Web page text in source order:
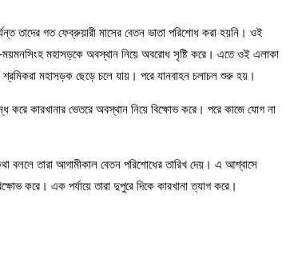
তাদের গত ফেব্রুয়ারী মাসের বেতন ভাতা পরিশোধ করা হয়নি। ওই
ময়মনসিংহ মহাসড়কে অবস্থান নিয়ে অবরোধ সৃষ্টি করে। এতে ওই এলাকা
শ্রমিকরা মহাসড়ক ছেড়ে চলে যায়। পরে যানবাহন চলাচল শুরু হয়।
করে কারখানার ভেতরে অবস্থান নিয়ে বিক্ষোভ করে। পরে কাজে যোগ না
বললে তারা আগামীকাল বেতন পরিশোধের তারিখ দেয়। এ আশ্বাসে
করে। এক পর্যায়ে তারা দুপুরে দিকে কারখানা ত্যাগ করে।